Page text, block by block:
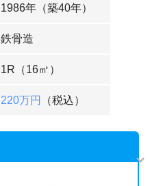
1986年（築40年）
鉄骨造
1R（16㎡）
220万円 （税込）